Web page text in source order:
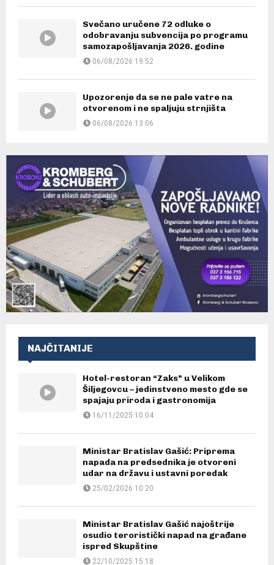
Svečano uručene 72 odluke o
odobravanju subvencija po programu
samozapošljavanja 2026. godine
06/08/2026 19:52
Upozorenje da se ne pale vatre na
otvorenom i ne spaljuju strnjišta
06/08/2026 13:06
NAJČITANIJE
Hotel-restoran “Zaks” u Velikom
Šiljegovcu – jedinstveno mesto gde se
spajaju priroda i gastronomija
16/11/2025 10:04
Ministar Bratislav Gašić: Priprema
napada na predsednika je otvoreni
udar na državu i ustavni poredak
25/02/2026 10:20
Ministar Bratislav Gašić najoštrije
osudio teroristički napad na građane
ispred Skupštine
22/10/2025 15:18